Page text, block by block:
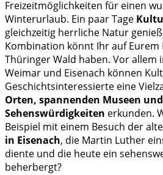
Freizeitmöglichkeiten für einen
Winterurlaub. Ein paar Tage
gleichzeitig herrliche Natur
Kombination könnt Ihr auf Eurem
Thüringer Wald haben. Vor allem
Weimar und Eisenach können
Geschichtsinteressierte eine
Orten, spannenden Museen
Sehenswürdigkeiten erkunden.
Beispiel mit einem Besuch der
in Eisenach, die Martin Luther
diente und die heute ein
beherbergt?